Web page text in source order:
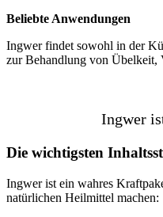
Beliebte Anwendungen
Ingwer findet sowohl in der
zur Behandlung von Übelkeit,
Ingwer
Die wichtigsten
Ingwer ist ein wahres
natürlichen Heilmittel machen: